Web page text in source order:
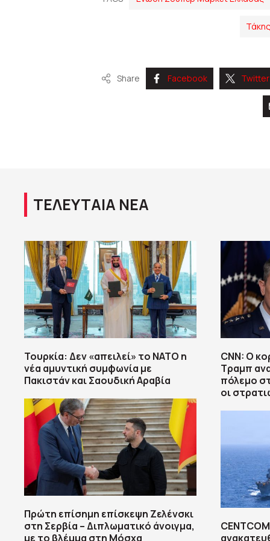
Share Facebook Twitter
ΤΕΛΕΥΤΑΙΑ ΝΕΑ
Τουρκία: Δεν «απειλεί» το ΝΑΤΟ η
νέα αμυντική συμφωνία με
Πακιστάν και Σαουδική Αραβία
Πρώτη επίσημη επίσκεψη Ζελένσκι
στη Σερβία – Διπλωματικό άνοιγμα,
με το βλέμμα στη Μόσχα
CNN: Ο
Τραμπ
πόλεμο
οι